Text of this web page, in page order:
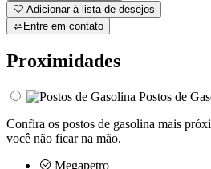
Adicionar à lista de desejos
Entre em contato
Proximidades
Postos de
Confira os postos de gasolina mais
você não ficar na mão.
Megapetro